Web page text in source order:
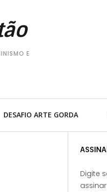
E
DESAFIO ARTE GORDA
Digite